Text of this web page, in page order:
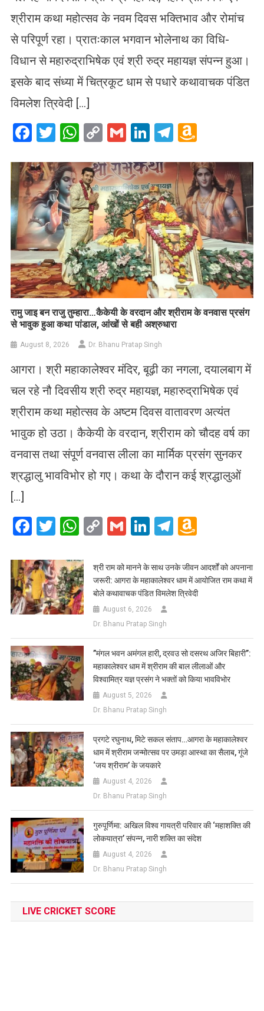
श्रीराम कथा महोत्सव के नवम दिवस भक्तिभाव और रोमांच
से परिपूर्ण रहा। प्रातःकाल भगवान भोलेनाथ का विधि-
विधान से महारुद्राभिषेक एवं श्री रुद्र महायज्ञ संपन्न हुआ।
इसके बाद संध्या में चित्रकूट धाम से पधारे कथावाचक पंडित
विमलेश त्रिवेदी […]
Facebook
Twitter
WhatsApp
CopyGmailLinkedIn
Telegram
List
रामु जाइ बन राजु तुम्हारा…कैकेयी के वरदान और श्रीराम के वनवास प्रसंग
से भावुक हुआ कथा पांडाल, आंखों से बही अश्रुधारा
August 8, 2026 Dr. Bhanu Pratap Singh
आगरा। श्री महाकालेश्वर मंदिर, बूढ़ी का नगला, दयालबाग में
चल रहे नौ दिवसीय श्री रुद्र महायज्ञ, महारुद्राभिषेक एवं
श्रीराम कथा महोत्सव के अष्टम दिवस वातावरण अत्यंत
भावुक हो उठा। कैकेयी के वरदान, श्रीराम को चौदह वर्ष का
वनवास तथा संपूर्ण वनवास लीला का मार्मिक प्रसंग सुनकर
श्रद्धालु भावविभोर हो गए। कथा के दौरान कई श्रद्धालुओं
[…]
Facebook
Twitter
WhatsApp
CopyGmailLinkedIn
Telegram
List
​श्री राम को मानने के साथ उनके जीवन आदर्शों को अपनाना
जरूरी: आगरा के महाकालेश्वर धाम में आयोजित राम कथा में
बोले कथावाचक पंडित विमलेश त्रिवेदी
August 6, 2026
Dr. Bhanu Pratap Singh
​”मंगल भवन अमंगल हारी, द्रवउ सो दसरथ अजिर बिहारी”:
महाकालेश्वर धाम में श्रीराम की बाल लीलाओं और
विश्वामित्र यज्ञ प्रसंग ने भक्तों को किया भावविभोर
August 5, 2026
Dr. Bhanu Pratap Singh
प्रगटे रघुनाथ, मिटे सकल संताप…आगरा के महाकालेश्वर
धाम में श्रीराम जन्मोत्सव पर उमड़ा आस्था का सैलाब, गूंजे
‘जय श्रीराम’ के जयकारे
August 4, 2026
Dr. Bhanu Pratap Singh
गुरुपूर्णिमा: अखिल विश्व गायत्री परिवार की ‘महाशक्ति की
लोकयात्रा’ संपन्न, नारी शक्ति का संदेश
August 4, 2026
Dr. Bhanu Pratap Singh
LIVE CRICKET SCORE